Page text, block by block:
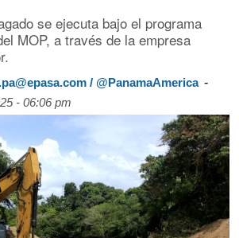
se ejecuta bajo el programa
MOP, a través de la empresa
/ @PanamaAmerica -
- 06:06 pm